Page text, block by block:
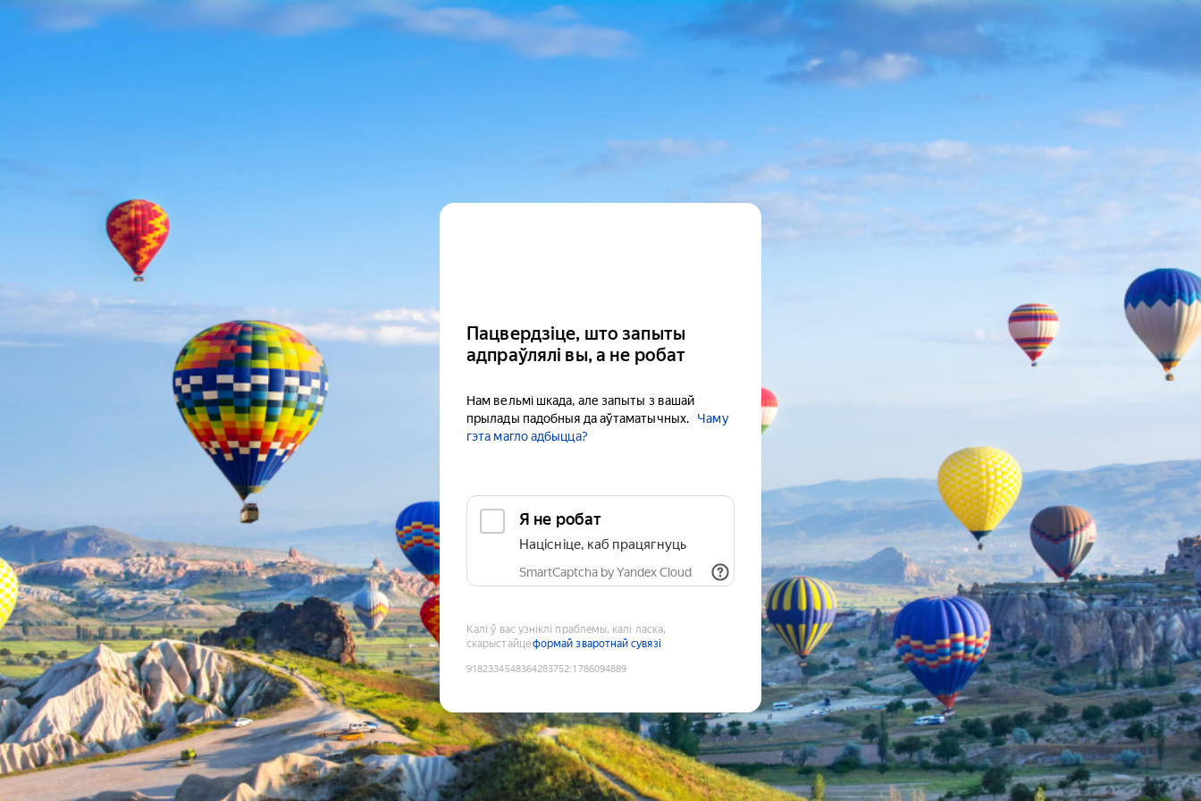
Пацвердзіце, што запыты
адпраўлялі вы, а не робат
Нам вельмі шкада, але запыты з вашай
прылады падобныя да аўтаматычных.
Чаму
гэта магло адбыцца?
Я не робат
Націсніце, каб працягнуць
SmartCaptcha by Yandex Cloud
Калі ў вас узніклі праблемы, калі ласка,
скарыстайцеформай зваротнай сувязі
9182334548364283752:1786094889